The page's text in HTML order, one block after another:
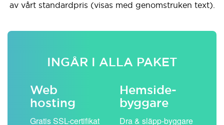
av vårt standardpris (visas med genomstruken text).
INGÅR I ALLA PAKET
Web
hosting
Gratis SSL-certifikat
Hemside­
byggare
Dra & släpp-byggare